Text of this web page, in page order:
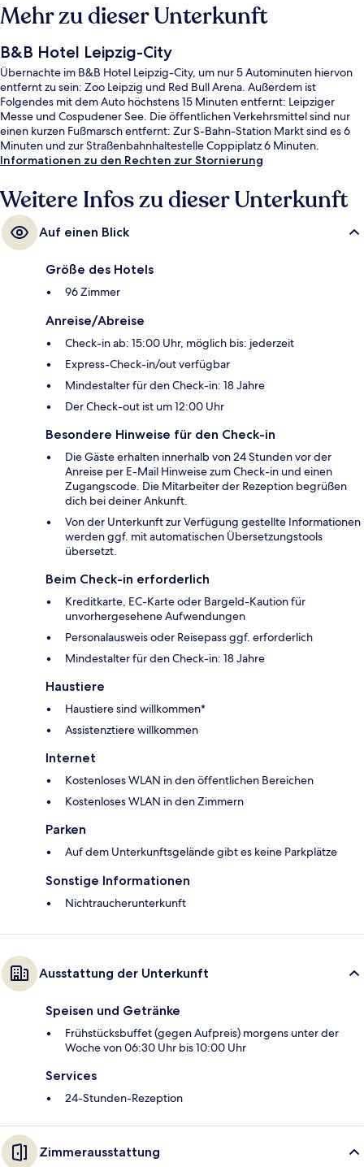
Mehr zu dieser Unterkunft
B&B Hotel Leipzig-City
Übernachte im B&B Hotel Leipzig-City, um nur 5 Autominuten hiervon
entfernt zu sein: Zoo Leipzig und Red Bull Arena. Außerdem ist
Folgendes mit dem Auto höchstens 15 Minuten entfernt: Leipziger
Messe und Cospudener See. Die öffentlichen Verkehrsmittel sind nur
einen kurzen Fußmarsch entfernt: Zur S-Bahn-Station Markt sind es 6
Minuten und zur Straßenbahnhaltestelle Coppiplatz 6 Minuten.
Informationen zu den Rechten zur Stornierung
Weitere Infos zu dieser Unterkunft
Auf einen Blick
Größe des Hotels
96 Zimmer
Anreise/Abreise
Check-in ab: 15:00 Uhr, möglich bis: jederzeit
Express-Check-in/out verfügbar
Mindestalter für den Check-in: 18 Jahre
Der Check-out ist um 12:00 Uhr
Besondere Hinweise für den Check-in
Die Gäste erhalten innerhalb von 24 Stunden vor der
Anreise per E-Mail Hinweise zum Check-in und einen
Zugangscode. Die Mitarbeiter der Rezeption begrüßen
dich bei deiner Ankunft.
Von der Unterkunft zur Verfügung gestellte Informationen
werden ggf. mit automatischen Übersetzungstools
übersetzt.
Beim Check-in erforderlich
Kreditkarte, EC-Karte oder Bargeld-Kaution für
unvorhergesehene Aufwendungen
Personalausweis oder Reisepass ggf. erforderlich
Mindestalter für den Check-in: 18 Jahre
Haustiere
Haustiere sind willkommen*
Assistenztiere willkommen
Internet
Kostenloses WLAN in den öffentlichen Bereichen
Kostenloses WLAN in den Zimmern
Parken
Auf dem Unterkunftsgelände gibt es keine Parkplätze
Sonstige Informationen
Nichtraucherunterkunft
Ausstattung der Unterkunft
Speisen und Getränke
Frühstücksbuffet (gegen Aufpreis) morgens unter der
Woche von 06:30 Uhr bis 10:00 Uhr
Services
24-Stunden-Rezeption
Zimmerausstattung